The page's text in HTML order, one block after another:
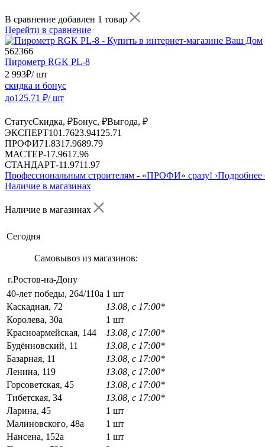
В сравнение добавлен 1 товар
Перейти в сравнение
562366
Пирометр RGK PL-8
2 993₽/ шт
скидка и бонус
до125.71 ₽/ шт
СтатусСкидка, ₽Бонус, ₽Выгода, ₽
ЭКСПЕРТ101.7623.94125.71
ПРОФИ71.8317.9689.79
МАСТЕР-17.9617.96
СТАНДАРТ-11.9711.97
Профессиональным строителям - «ПРОФИ» сразу! ›Подробнее
Наличие в магазинах
Наличие в магазинах
Сегодня
Самовывоз из магазинов:
г.Ростов-на-Дону
40-лет победы, 264/110а 1 шт
Каскадная, 72
13.08, с 17:00*
Королева, 30а
1 шт
Красноармейская, 144
13.08, с 17:00*
Будённовский, 11
13.08, с 17:00*
Базарная, 11
13.08, с 17:00*
Ленина, 119
13.08, с 17:00*
Горсоветская, 45
13.08, с 17:00*
Тибетская, 34
13.08, с 17:00*
Ларина, 45
1 шт
Малиновского, 48а
1 шт
Нансена, 152а
1 шт